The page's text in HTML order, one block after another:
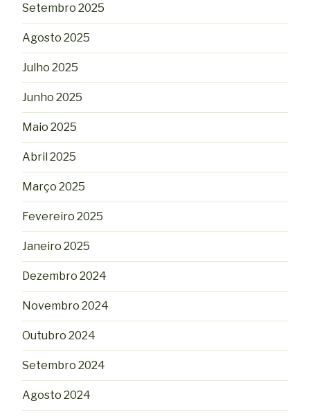
Setembro 2025
Agosto 2025
Julho 2025
Junho 2025
Maio 2025
Abril 2025
Março 2025
Fevereiro 2025
Janeiro 2025
Dezembro 2024
Novembro 2024
Outubro 2024
Setembro 2024
Agosto 2024